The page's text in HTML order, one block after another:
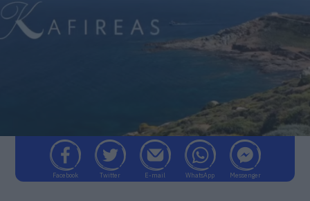
Facebook Twitter E-mail WhatsApp Messenger